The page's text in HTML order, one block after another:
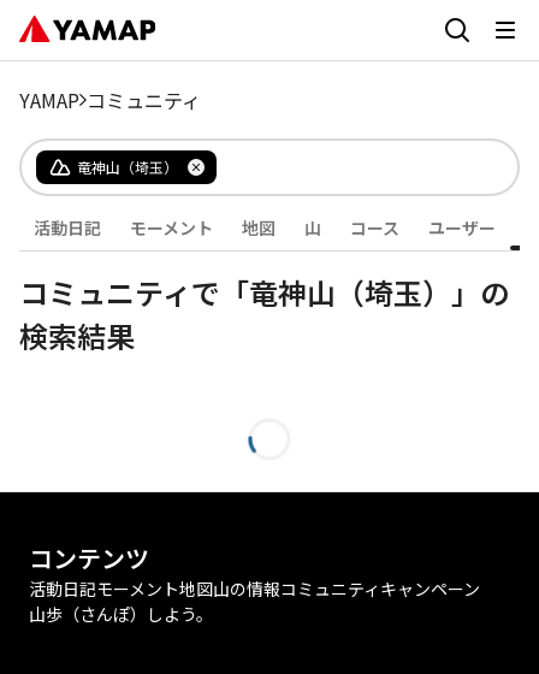
YAMAP コミュニティ
竜神山（埼玉）
活動日記 モーメント 地図 山 コース ユーザー
コミュニティで「竜神山（埼玉）」の
検索結果
コンテンツ
活動日記モーメント地図山の情報コミュニティ キャンペーン
山歩（さんぽ）しよう。